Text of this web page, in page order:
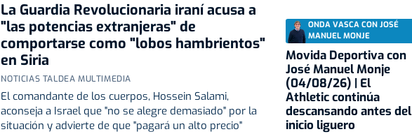
La Guardia Revolucionaria iraní acusa a
"las potencias extranjeras" de
comportarse como "lobos hambrientos"
en Siria
NOTICIAS TALDEA MULTIMEDIA
El comandante de los cuerpos, Hossein Salami,
aconseja a Israel que "no se alegre demasiado" por la
situación y advierte de que "pagará un alto precio"
ONDA VASCA CON JOSÉ
MANUEL MONJE
Movida Deportiva con
José Manuel Monje
(04/08/26) | El
Athletic continúa
descansando antes del
inicio liguero